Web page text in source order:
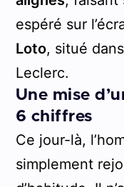
espéré sur
Loto, situé
Leclerc.
Une mise
6 chiffres
Ce jour-là,
simplement